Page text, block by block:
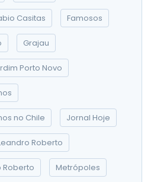
Casitas Famosos
Grajau
Porto Novo
no Chile Jornal Hoje
Roberto
Roberto Metrópoles